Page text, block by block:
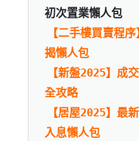
初次置業懶人包
【二手樓買賣程
揭懶人包
【新盤2025】成
全攻略
【居屋2025】最
入息懶人包